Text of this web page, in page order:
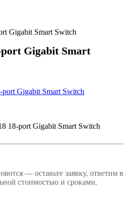
Gigabit Smart Switch
port Gigabit Smart
18-port Gigabit Smart Switch
— оставьте заявку, ответим в
стоимостью и сроками.